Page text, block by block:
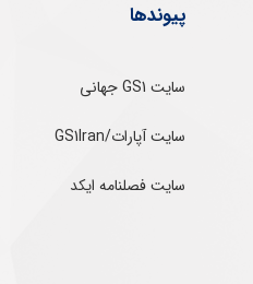
پیوندها
سایت GS1 جهانی
سایت آپارات/GS1Iran
سایت فصلنامه ایکد